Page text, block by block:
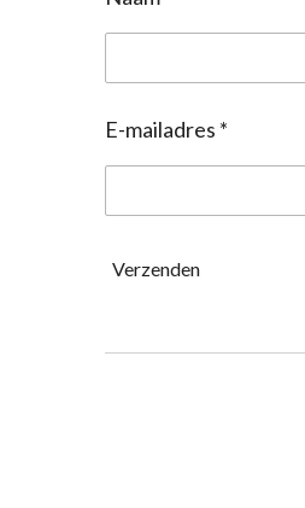
E-mailadres *
Verzenden